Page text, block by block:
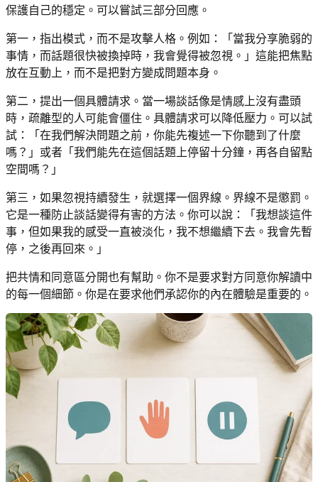
保護自己的穩定。可以嘗試三部分回應。
第一，指出模式，而不是攻擊人格。例如：「當我分享脆弱的
事情，而話題很快被換掉時，我會覺得被忽視。」這能把焦點
放在互動上，而不是把對方變成問題本身。
第二，提出一個具體請求。當一場談話像是情感上沒有盡頭
時，疏離型的人可能會僵住。具體請求可以降低壓力。可以試
試：「在我們解決問題之前，你能先複述一下你聽到了什麼
嗎？」或者「我們能先在這個話題上停留十分鐘，再各自留點
空間嗎？」
第三，如果忽視持續發生，就選擇一個界線。界線不是懲罰。
它是一種防止談話變得有害的方法。你可以說：「我想談這件
事，但如果我的感受一直被淡化，我不想繼續下去。我會先暫
停，之後再回來。」
把共情和同意區分開也有幫助。你不是要求對方同意你解讀中
的每一個細節。你是在要求他們承認你的內在體驗是重要的。